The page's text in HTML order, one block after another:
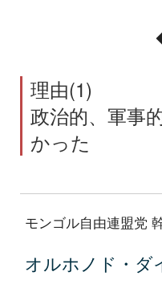
理由(1)
政治的、軍事
かった
モンゴル自由連盟党
オルホノド・ダ